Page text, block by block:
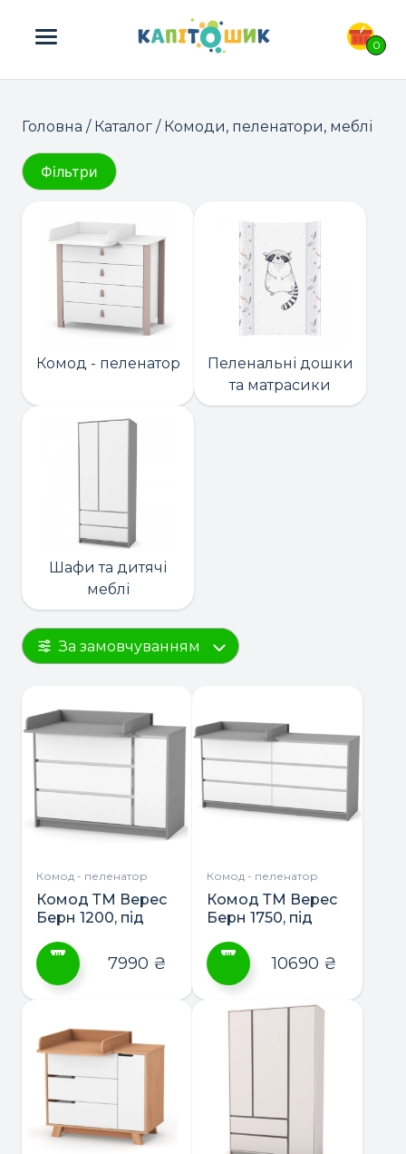
0
ПОШУК ТОВАРІВ:
Головна / Каталог / Комоди, пеленатори, меблі
Фільтри
Комод - пеленатор
Пеленальні дошки
та матрасики
Шафи та дитячі
меблі
За замовчуванням
Комод - пеленатор
Комод ТМ Верес
Берн 1200, під
пеленатор
має
кілька
варіантів.
Параметри
можна
вибрати
7990 ₴
Комод - пеленатор
Комод ТМ Верес
Берн 1750, під
пеленатор
товар
вибрати
10690 ₴